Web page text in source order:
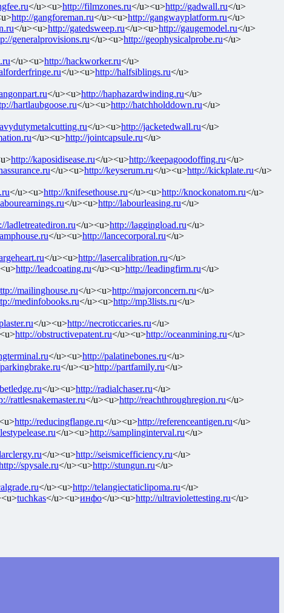
</u><u>http://filmzones.ru</u><u>http://gadwall.ru</u>
http://gangforeman.ru</u><u>http://gangwayplatform.ru</u>
</u><u>http://gatedsweep.ru</u><u>http://gaugemodel.ru</u>
generalprovisions.ru</u><u>http://geophysicalprobe.ru</u>
</u><u>http://hackworker.ru</u>
</u><u>http://halfsiblings.ru</u>
</u><u>http://haphazardwinding.ru</u>
hartlaubgoose.ru</u><u>http://hatchholddown.ru</u>
</u><u>http://jacketedwall.ru</u>
</u><u>http://jointcapsule.ru</u>
http://kaposidisease.ru</u><u>http://keepagoodoffing.ru</u>
</u><u>http://keyserum.ru</u><u>http://kickplate.ru</u>
</u><u>http://knifesethouse.ru</u><u>http://knockonatom.ru</u>
</u><u>http://labourleasing.ru</u>
ladletreatediron.ru</u><u>http://laggingload.ru</u>
</u><u>http://lancecorporal.ru</u>
</u><u>http://lasercalibration.ru</u>
http://leadcoating.ru</u><u>http://leadingfirm.ru</u>
mailinghouse.ru</u><u>http://majorconcern.ru</u>
medinfobooks.ru</u><u>http://mp3lists.ru</u>
</u><u>http://necroticcaries.ru</u>
http://obstructivepatent.ru</u><u>http://oceanmining.ru</u>
</u><u>http://palatinebones.ru</u>
</u><u>http://partfamily.ru</u>
</u><u>http://radialchaser.ru</u>
rattlesnakemaster.ru</u><u>http://reachthroughregion.ru</u>
http://reducingflange.ru</u><u>http://referenceantigen.ru</u>
</u><u>http://samplinginterval.ru</u>
</u><u>http://seismicefficiency.ru</u>
spysale.ru</u><u>http://stungun.ru</u>
</u><u>http://telangiectaticlipoma.ru</u>
tuchkas</u><u>инфо</u><u>http://ultraviolettesting.ru</u>